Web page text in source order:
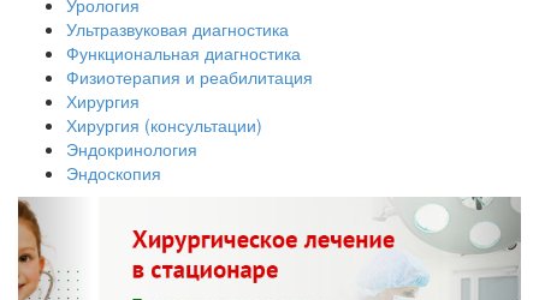
Урология
Ультразвуковая диагностика
Функциональная диагностика
Физиотерапия и реабилитация
Хирургия
Хирургия (консультации)
Эндокринология
Эндоскопия